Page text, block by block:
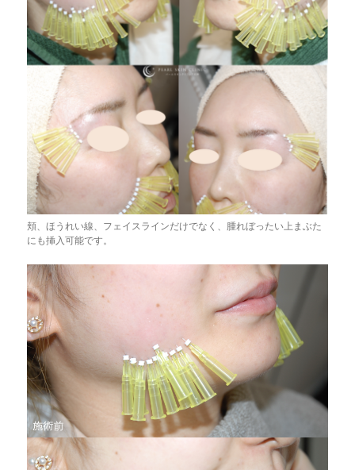
頬、ほうれい線、フェイスラインだけでなく、腫れぼったい上まぶた
にも挿入可能です。